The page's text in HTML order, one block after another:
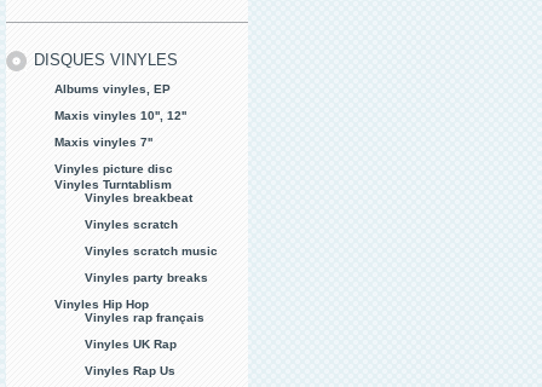
DISQUES VINYLES
Albums vinyles, EP
Maxis vinyles 10'', 12''
Maxis vinyles 7''
Vinyles picture disc
Vinyles Turntablism
Vinyles breakbeat
Vinyles scratch
Vinyles scratch music
Vinyles party breaks
Vinyles Hip Hop
Vinyles rap français
Vinyles UK Rap
Vinyles Rap Us